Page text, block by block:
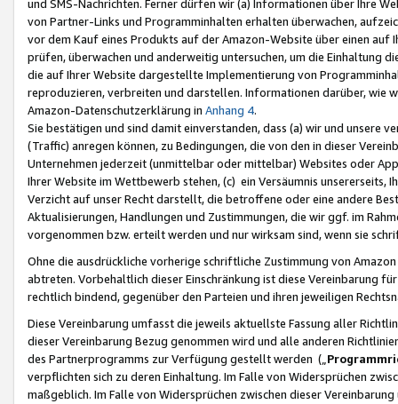
und SMS-Nachrichten. Ferner dürfen wir (a) Informationen über Ihre
von Partner-Links und Programminhalten erhalten überwachen,
vor dem Kauf eines Produkts auf der Amazon-Website über einen
prüfen, überwachen und anderweitig untersuchen, um die Einhaltung
die auf Ihrer Website dargestellte Implementierung von
reproduzieren, verbreiten und darstellen. Informationen darüber, wie
Amazon-Datenschutzerklärung in Anhang 4.
Sie bestätigen und sind damit einverstanden, dass (a) wir und
(Traffic) anregen können, zu Bedingungen, die von den in dieser
Unternehmen jederzeit (unmittelbar oder mittelbar) Websites oder
Ihrer Website im Wettbewerb stehen, (c) ein Versäumnis unsererseits,
Verzicht auf unser Recht darstellt, die betroffene oder eine andere
Aktualisierungen, Handlungen und Zustimmungen, die wir ggf. im
vorgenommen bzw. erteilt werden und nur wirksam sind, wenn sie
Ohne die ausdrückliche vorherige schriftliche Zustimmung von
abtreten. Vorbehaltlich dieser Einschränkung ist diese Vereinbarung
rechtlich bindend, gegenüber den Parteien und ihren jeweiligen
Diese Vereinbarung umfasst die jeweils aktuellste Fassung aller
dieser Vereinbarung Bezug genommen wird und alle anderen
des Partnerprogramms zur Verfügung gestellt werden („
verpflichten sich zu deren Einhaltung. Im Falle von Widersprüchen
maßgeblich. Im Falle von Widersprüchen zwischen dieser